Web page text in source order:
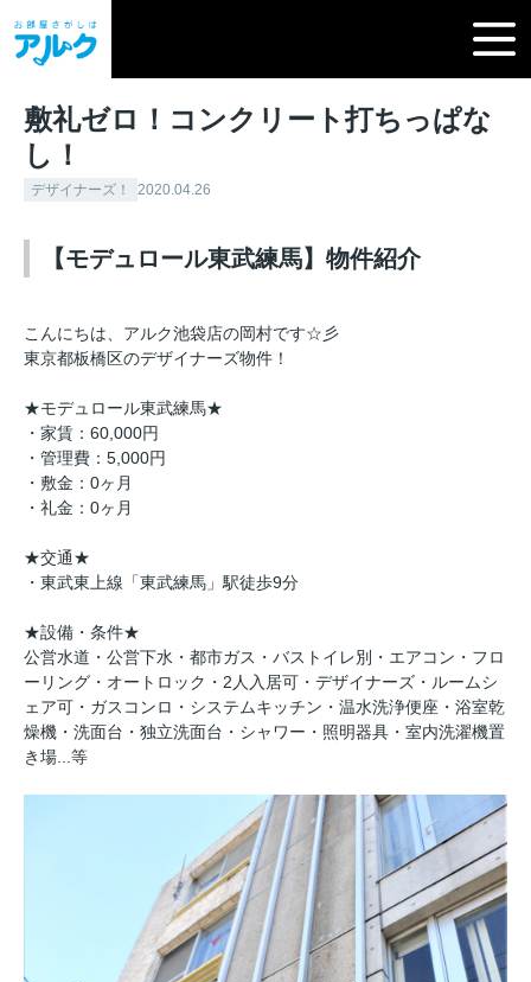
敷礼ゼロ！コンクリート打ちっぱな
し！
デザイナーズ！ 2020.04.26
【モデュロール東武練馬】物件紹介
こんにちは、アルク池袋店の岡村です☆彡
東京都板橋区のデザイナーズ物件！
★モデュロール東武練馬★
・家賃：60,000円
・管理費：5,000円
・敷金：0ヶ月
・礼金：0ヶ月
★交通★
・東武東上線「東武練馬」駅徒歩9分
★設備・条件★
公営水道・公営下水・都市ガス・バストイレ別・エアコン・フロ
ーリング・オートロック・2人入居可・デザイナーズ・ルームシ
ェア可・ガスコンロ・システムキッチン・温水洗浄便座・浴室乾
燥機・洗面台・独立洗面台・シャワー・照明器具・室内洗濯機置
き場...等